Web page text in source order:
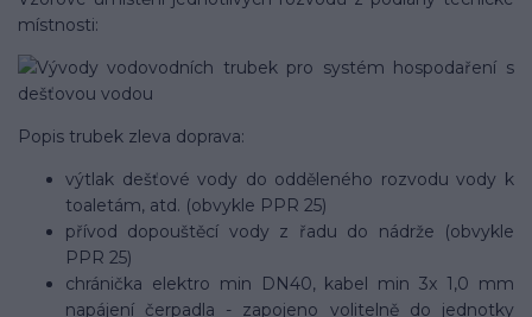
místnosti:
Popis trubek zleva doprava:
výtlak dešťové vody do odděleného rozvodu vody k
toaletám, atd. (obvykle PPR 25)
přívod dopouštěcí vody z řadu do nádrže (obvykle
PPR 25)
chránička elektro min DN40, kabel min 3x 1,0 mm
napájení čerpadla - zapojeno volitelně do jednotky